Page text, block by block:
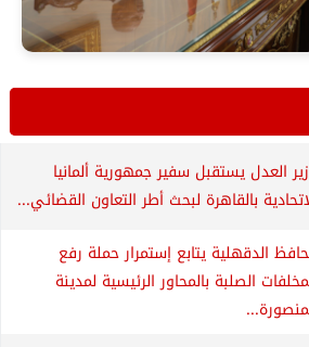
العدل يستقبل سفير جمهورية ألمانيا
بالقاهرة لبحث أطر التعاون القضائي...
الدقهلية يتابع إستمرار حملة رفع
الصلبة بالمحاور الرئيسية لمدينة